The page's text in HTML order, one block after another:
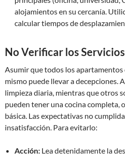
alojamientos en su cercanía.
calcular tiempos de
No Verificar los
Asumir que todos los
mismo puede llevar a decepciones.
limpieza diaria, mientras que otros
pueden tener una cocina completa,
básica. Las expectativas no
insatisfacción. Para evitarlo:
Acción: Lea detenidamente la